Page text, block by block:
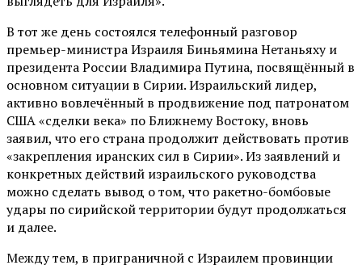
В тот же день состоялся телефонный разговор
премьер-министра Израиля Биньямина Нетаньяху и
президента России Владимира Путина, посвящённый в
основном ситуации в Сирии. Израильский лидер,
активно вовлечённый в продвижение под патронатом
США «сделки века» по Ближнему Востоку, вновь
заявил, что его страна продолжит действовать против
«закрепления иранских сил в Сирии». Из заявлений и
конкретных действий израильского руководства
можно сделать вывод о том, что ракетно-бомбовые
удары по сирийской территории будут продолжаться
и далее.
Между тем, в приграничной с Израилем провинции